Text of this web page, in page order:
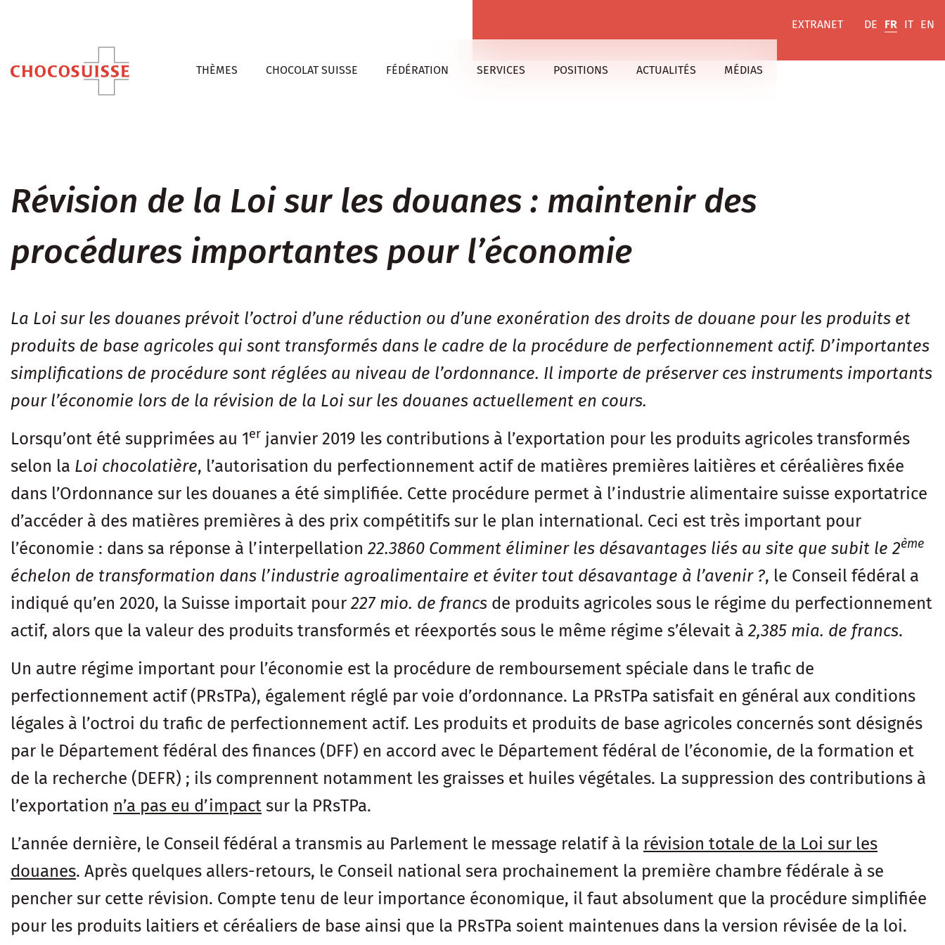
EXTRANET DE FR IT EN
THÈMES CHOCOLAT SUISSE FÉDÉRATION SERVICES POSITIONS ACTUALITÉS MÉDIAS
Révision de la Loi sur les douanes : maintenir des
procédures importantes pour l’économie
La Loi sur les douanes prévoit l’octroi d’une réduction ou d’une exonération des droits de douane pour les produits et
produits de base agricoles qui sont transformés dans le cadre de la procédure de perfectionnement actif. D’importantes
simplifications de procédure sont réglées au niveau de l’ordonnance. Il importe de préserver ces instruments importants
pour l’économie lors de la révision de la Loi sur les douanes actuellement en cours.
Lorsqu’ont été supprimées au 1er janvier 2019 les contributions à l’exportation pour les produits agricoles transformés
selon la Loi chocolatière, l’autorisation du perfectionnement actif de matières premières laitières et céréalières fixée
dans l’Ordonnance sur les douanes a été simplifiée. Cette procédure permet à l’industrie alimentaire suisse exportatrice
d’accéder à des matières premières à des prix compétitifs sur le plan international. Ceci est très important pour
l’économie : dans sa réponse à l’interpellation 22.3860 Comment éliminer les désavantages liés au site que subit le 2ème
échelon de transformation dans l’industrie agroalimentaire et éviter tout désavantage à l’avenir ?, le Conseil fédéral a
indiqué qu’en 2020, la Suisse importait pour 227 mio. de francs de produits agricoles sous le régime du perfectionnement
actif, alors que la valeur des produits transformés et réexportés sous le même régime s’élevait à 2,385 mia. de francs.
Un autre régime important pour l’économie est la procédure de remboursement spéciale dans le trafic de
perfectionnement actif (PRsTPa), également réglé par voie d’ordonnance. La PRsTPa satisfait en général aux conditions
légales à l’octroi du trafic de perfectionnement actif. Les produits et produits de base agricoles concernés sont désignés
par le Département fédéral des finances (DFF) en accord avec le Département fédéral de l’économie, de la formation et
de la recherche (DEFR) ; ils comprennent notamment les graisses et huiles végétales. La suppression des contributions à
l’exportation n’a pas eu d’impact sur la PRsTPa.
L’année dernière, le Conseil fédéral a transmis au Parlement le message relatif à la révision totale de la Loi sur les
douanes. Après quelques allers-retours, le Conseil national sera prochainement la première chambre fédérale à se
pencher sur cette révision. Compte tenu de leur importance économique, il faut absolument que la procédure simplifiée
pour les produits laitiers et céréaliers de base ainsi que la PRsTPa soient maintenues dans la version révisée de la loi.